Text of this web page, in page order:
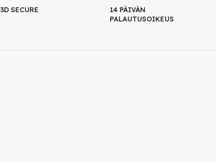
3D SECURE
14 PÄIVÄN
PALAUTUSOIKEUS